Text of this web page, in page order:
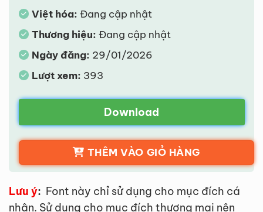
Việt hóa: Đang cập nhật
Thương hiệu: Đang cập nhật
Ngày đăng: 29/01/2026
Lượt xem: 393
Download
THÊM VÀO GIỎ HÀNG
Lưu ý: Font này chỉ sử dụng cho mục đích cá
nhân. Sử dụng cho mục đích thương mại nên